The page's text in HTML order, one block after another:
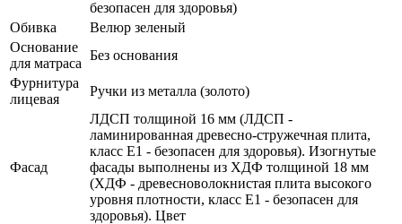
безопасен для здоровья)
Обивка
Велюр зеленый
Основание
для матраса
Без основания
Фурнитура
лицевая
Ручки из металла (золото)
Фасад
ЛДСП толщиной 16 мм (ЛДСП -
ламинированная древесно-стружечная плита,
класс E1 - безопасен для здоровья). Изогнутые
фасады выполнены из ХДФ толщиной 18 мм
(ХДФ - древесноволокнистая плита высокого
уровня плотности, класс E1 - безопасен для
здоровья). Цвет